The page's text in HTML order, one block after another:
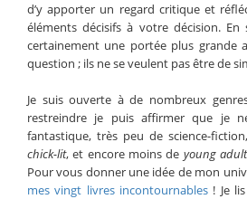
d’y apporter un regard critique et
éléments décisifs à votre décision.
certainement une portée plus grande
question ; ils ne se veulent pas être de
Je suis ouverte à de nombreux
restreindre je puis affirmer que je
fantastique, très peu de science-
chick-lit, et encore moins de young adult
Pour vous donner une idée de mon
mes vingt livres incontournables! Je